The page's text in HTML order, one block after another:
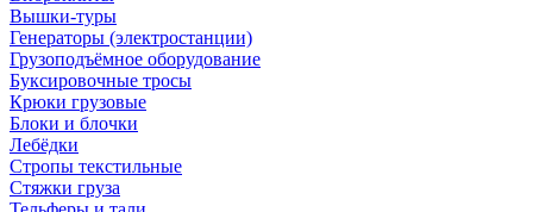
Вышки-туры
Генераторы (электростанции)
Грузоподъёмное оборудование
Буксировочные тросы
Крюки грузовые
Блоки и блочки
Лебёдки
Стропы текстильные
Стяжки груза